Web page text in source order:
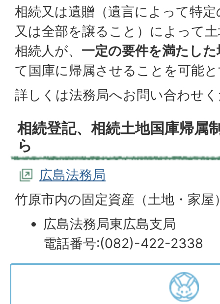
相続又は遺贈（遺言によって特
又は全部を譲ること）によって
相続人が、 一定の要件を満たした
て国庫に帰属させることを可能
詳しくは法務局へお問い合わせ
相続登記、相続土地国庫帰属
ら
広島法務局
竹原市内の固定資産（土地・家屋
広島法務局東広島支局
電話番号:(082)-422-2338